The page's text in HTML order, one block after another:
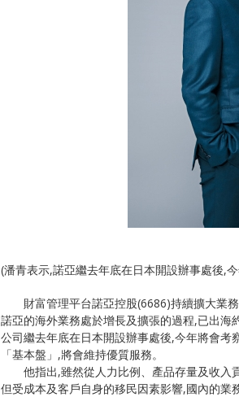
(潘青表示,諾亞繼去年底在日本開設辦事處後,
財富管理平台諾亞控股(6686)持續擴大業
諾亞的海外業務處於增長及擴張的過程,已出
公司繼去年底在日本開設辦事處後,今年將會
「基本盤」,將會維持優質服務。
他指出,雖然從人力比例、產品存量及收入
但受成本及客戶自身的移民因素影響,國內的業